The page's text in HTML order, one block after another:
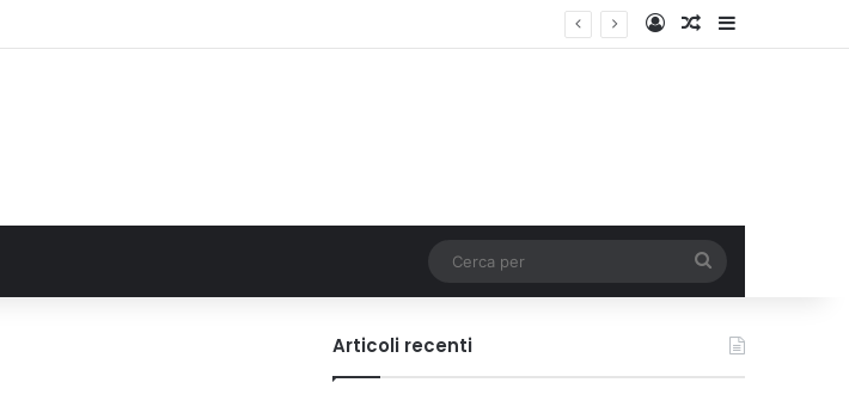
per ampliare gli orari dei servizi a parità di tariffa AccediUn articolo a
per
Articoli recenti